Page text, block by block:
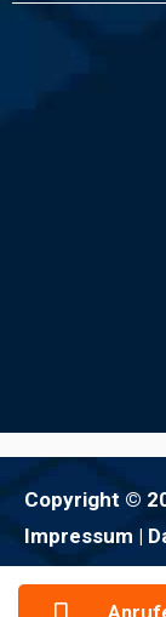
Copyright ©
Impressum |